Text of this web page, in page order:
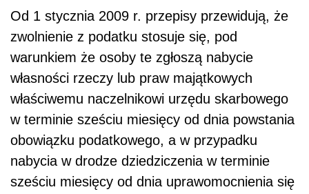
Od 1 stycznia 2009 r. przepisy przewidują, że
zwolnienie z podatku stosuje się, pod
warunkiem że osoby te zgłoszą nabycie
własności rzeczy lub praw majątkowych
właściwemu naczelnikowi urzędu skarbowego
w terminie sześciu miesięcy od dnia powstania
obowiązku podatkowego, a w przypadku
nabycia w drodze dziedziczenia w terminie
sześciu miesięcy od dnia uprawomocnienia się